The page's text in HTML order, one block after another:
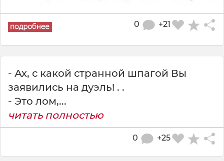
+21
0
- Ах, с какой странной шпагой Вы
заявились на дуэль! . .
- Это лом,...
читать полностью
+25
0